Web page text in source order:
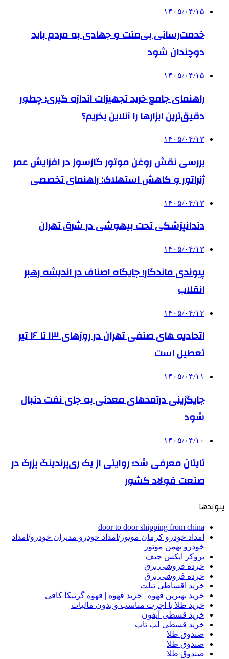
۱۴۰۵/۰۴/۱۵
خدمت‌رسانی بی‌منت و جهادی به مردم باید
دوچندان شود
۱۴۰۵/۰۴/۱۵
راهنمای جامع خرید تجهیزات اندازه گیری؛ چطور
دقیق‌ترین ابزارها را آنلاین بخریم؟
۱۴۰۵/۰۴/۱۳
بررسی نقش روغن موتور گازسوز در افزایش عمر
ژنراتور و کاهش استهلاک: راهنمای تخصصی
۱۴۰۵/۰۴/۱۳
دندانپزشکی تحت بیهوشی در شرق تهران
۱۴۰۵/۰۴/۱۳
پیوندی ماندگار؛ جایگاه اصناف در اندیشه رهبر
انقلاب
۱۴۰۵/۰۴/۱۲
اتحادیه های صنفی تهران در روزهای ۱۳ تا ۱۶ تیر
تعطیل است
۱۴۰۵/۰۴/۱۱
جایگزینی درآمدهای معدنی به جای نفت دنبال
شود
۱۴۰۵/۰۴/۱۰
تایتان معرفی شد؛ روایتی از یک ری‌برندینگ بزرگ در
صنعت فولاد کشور
پیوندها
door to door shipping from china
امداد خودرو کرمان موتور/امداد خودرو مدیران خودرو/امداد
خودرو بهمن موتور
بروکر ایکس چیف
خرده فروشی برق
خرده فروشی برق
خرید اقساطی تبلت
خرید بهترین قهوه | خرید قهوه | قهوه گرنیکا کافی
خرید طلا با اجرت مناسب و بدون مالیات
خرید قسطی آیفون
خرید قسطی لپ تاپ
صندوق طلا
صندوق طلا
صندوق طلا